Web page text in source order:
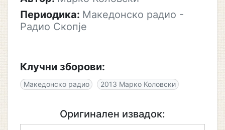
Периодика: Македонско радио -
Радио Скопје
Клучни зборови:
Македонско радио 2013 Марко Коловски
Оригинален извадок: